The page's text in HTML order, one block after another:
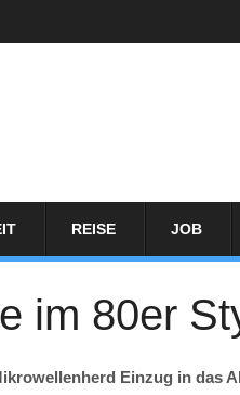
REISE JOB
im 80er
Einzug in das